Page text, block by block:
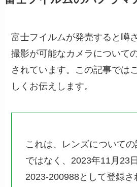
富士フイルムが発売すると噂
撮影が可能なカメラについて
されています。この記事では
しくお伝えします。
これは、レンズについて
ではなく、2023年11月23
2023-200988として登録